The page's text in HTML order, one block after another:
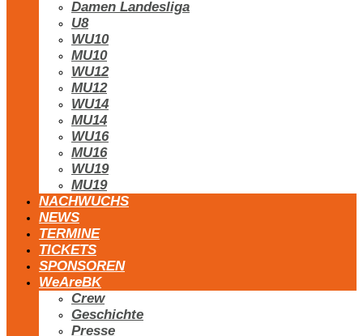
Damen Landesliga
U8
WU10
MU10
WU12
MU12
WU14
MU14
WU16
MU16
WU19
MU19
NACHWUCHS
NEWS
TERMINE
TICKETS
SPONSOREN
WeAreBK
Crew
Geschichte
Presse